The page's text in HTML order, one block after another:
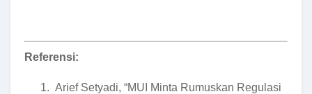
Referensi:
Arief Setyadi, “MUI Minta Rumuskan Regulasi